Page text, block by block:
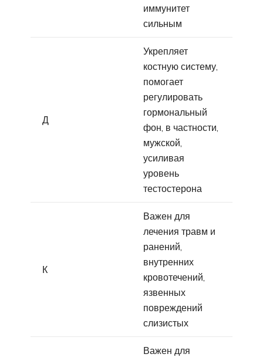
иммунитет
сильным
Д
Укрепляет
костную систему,
помогает
регулировать
гормональный
фон, в частности,
мужской,
усиливая
уровень
тестостерона
К
Важен для
лечения травм и
ранений,
внутренних
кровотечений,
язвенных
повреждений
слизистых
Важен для